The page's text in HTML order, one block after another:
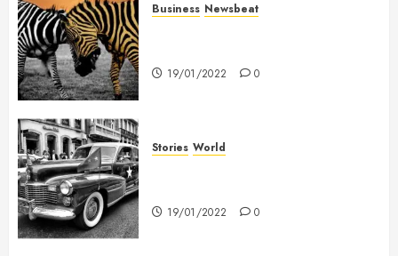
Business Newsbeat
19/01/2022 0
Stories World
19/01/2022 0